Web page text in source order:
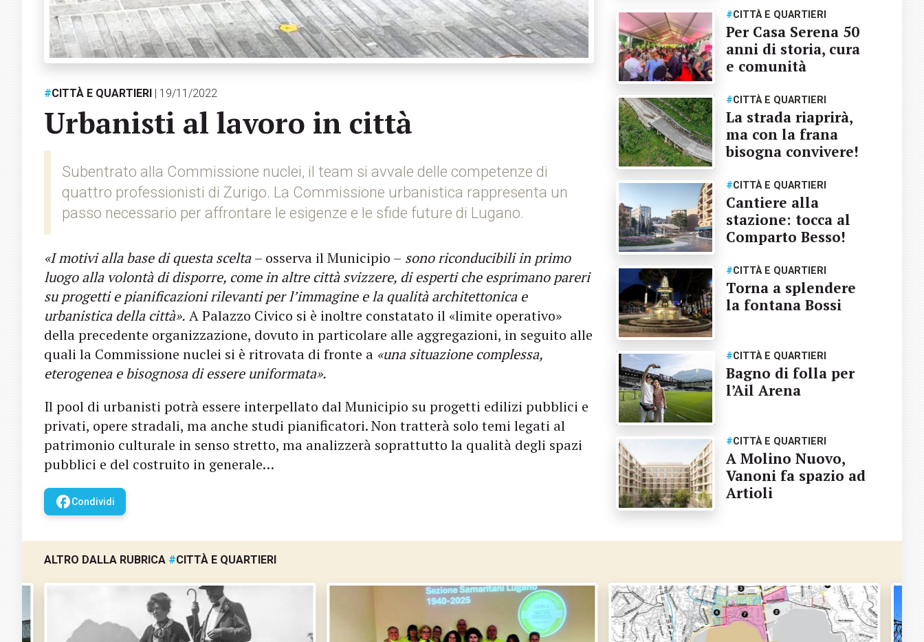
#CITTÀ E QUARTIERI | 19/11/2022
Urbanisti al lavoro in città
Subentrato alla Commissione nuclei, il team si avvale delle competenze di
quattro professionisti di Zurigo. La Commissione urbanistica rappresenta un
passo necessario per affrontare le esigenze e le sfide future di Lugano.
«I motivi alla base di questa scelta– osserva il Municipio – sono riconducibili in primo
luogo alla volontà di disporre, come in altre città svizzere, di esperti che esprimano pareri
su progetti e pianificazioni rilevanti per l’immagine e la qualità architettonica e
urbanistica della città». A Palazzo Civico si è inoltre constatato il «limite operativo»
della precedente organizzazione, dovuto in particolare alle aggregazioni, in seguito alle
quali la Commissione nuclei si è ritrovata di fronte a «una situazione complessa,
eterogenea e bisognosa di essere uniformata».
Il pool di urbanisti potrà essere interpellato dal Municipio su progetti edilizi pubblici e
privati, opere stradali, ma anche studi pianificatori. Non tratterà solo temi legati al
patrimonio culturale in senso stretto, ma analizzerà soprattutto la qualità degli spazi
pubblici e del costruito in generale…
facebookCondividi
#CITTÀ E QUARTIERI
Per Casa Serena 50
anni di storia, cura
e comunità
#CITTÀ E QUARTIERI
La strada riaprirà,
ma con la frana
bisogna convivere!
#CITTÀ E QUARTIERI
Cantiere alla
stazione: tocca al
Comparto Besso!
#CITTÀ E QUARTIERI
Torna a splendere
la fontana Bossi
#CITTÀ E QUARTIERI
Bagno di folla per
l’Ail Arena
#CITTÀ E QUARTIERI
A Molino Nuovo,
Vanoni fa spazio ad
Artioli
ALTRO DALLA RUBRICA #CITTÀ E QUARTIERI